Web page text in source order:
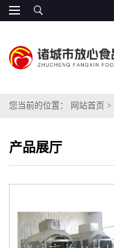
您当前的位置： 网站首页 >
产品展厅